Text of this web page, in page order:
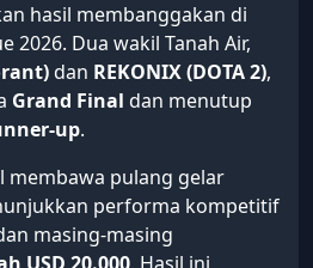
hasil membanggakan di
2026. Dua wakil Tanah Air,
dan REKONIX (DOTA 2),
Grand Final dan menutup
up.
membawa pulang gelar
performa kompetitif
masing-masing